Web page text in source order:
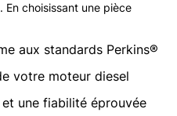
En choisissant une pièce
aux standards Perkins®
votre moteur diesel
une fiabilité éprouvée